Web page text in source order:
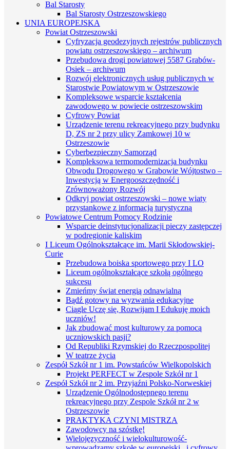
Bal Starosty
Bal Starosty Ostrzeszowskiego
UNIA EUROPEJSKA
Powiat Ostrzeszowski
Cyfryzacja geodezyjnych rejestrów publicznych
powiatu ostrzeszowskiego – archiwum
Przebudowa drogi powiatowej 5587 Grabów-
Osiek – archiwum
Rozwój elektronicznych usług publicznych w
Starostwie Powiatowym w Ostrzeszowie
Kompleksowe wsparcie kształcenia
zawodowego w powiecie ostrzeszowskim
Cyfrowy Powiat
Urządzenie terenu rekreacyjnego przy budynku
D, ZS nr 2 przy ulicy Zamkowej 10 w
Ostrzeszowie
Cyberbezpieczny Samorząd
Kompleksowa termomodernizacja budynku
Obwodu Drogowego w Grabowie Wójtostwo –
Inwestycją w Energooszczędność i
Zrównoważony Rozwój
Odkryj powiat ostrzeszowski – nowe wiaty
przystankowe z informacją turystyczną
Powiatowe Centrum Pomocy Rodzinie
Wsparcie deinstytucjonalizacji pieczy zastępczej
w podregionie kaliskim
I Liceum Ogólnokształcące im. Marii Skłodowskiej-
Curie
Przebudowa boiska sportowego przy I LO
Liceum ogólnokształcące szkołą ogólnego
sukcesu
Zmieńmy świat energią odnawialną
Bądź gotowy na wyzwania edukacyjne
Ciągle Uczę się, Rozwijam I Edukuję moich
uczniów!
Jak zbudować most kulturowy za pomocą
uczniowskich pasji?
Od Republiki Rzymskiej do Rzeczpospolitej
W teatrze życia
Zespół Szkół nr 1 im. Powstańców Wielkopolskich
Projekt PERFECT w Zespole Szkół nr 1
Zespół Szkół nr 2 im. Przyjaźni Polsko-Norweskiej
Urządzenie Ogólnodostępnego terenu
rekreacyjnego przy Zespole Szkół nr 2 w
Ostrzeszowie
PRAKTYKA CZYNI MISTRZA
Zawodowcy na szóstkę!
Wielojęzyczność i wielokulturowość-